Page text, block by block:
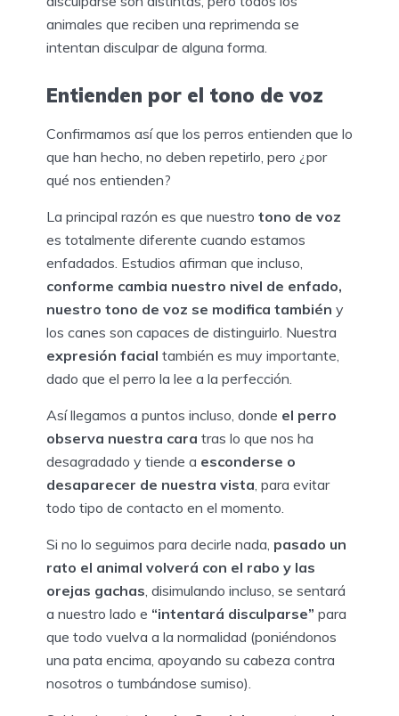
animales que reciben una reprimenda se
intentan disculpar de alguna forma.
Entienden por el tono de voz
Confirmamos así que los perros entienden que lo
que han hecho, no deben repetirlo, pero ¿por
qué nos entienden?
La principal razón es que nuestro tono de voz
es totalmente diferente cuando estamos
enfadados. Estudios afirman que incluso,
conforme cambia nuestro nivel de enfado,
nuestro tono de voz se modifica también y
los canes son capaces de distinguirlo. Nuestra
expresión facial también es muy importante,
dado que el perro la lee a la perfección.
Así llegamos a puntos incluso, donde el perro
observa nuestra cara tras lo que nos ha
desagradado y tiende a esconderse o
desaparecer de nuestra vista, para evitar
todo tipo de contacto en el momento.
Si no lo seguimos para decirle nada, pasado un
rato el animal volverá con el rabo y las
orejas gachas, disimulando incluso, se sentará
a nuestro lado e “intentará disculparse” para
que todo vuelva a la normalidad (poniéndonos
una pata encima, apoyando su cabeza contra
nosotros o tumbándose sumiso).